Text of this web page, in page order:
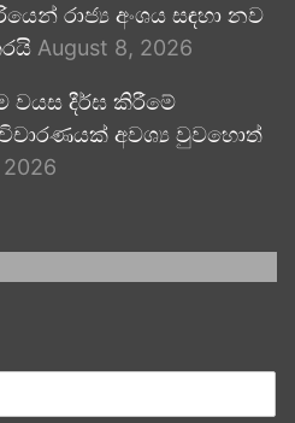
රාජ්‍ය අංශය සඳහා නව
August 8, 2026
වයස දීර්ඝ කිරීමේ
අවශ්‍ය වුවහොත්